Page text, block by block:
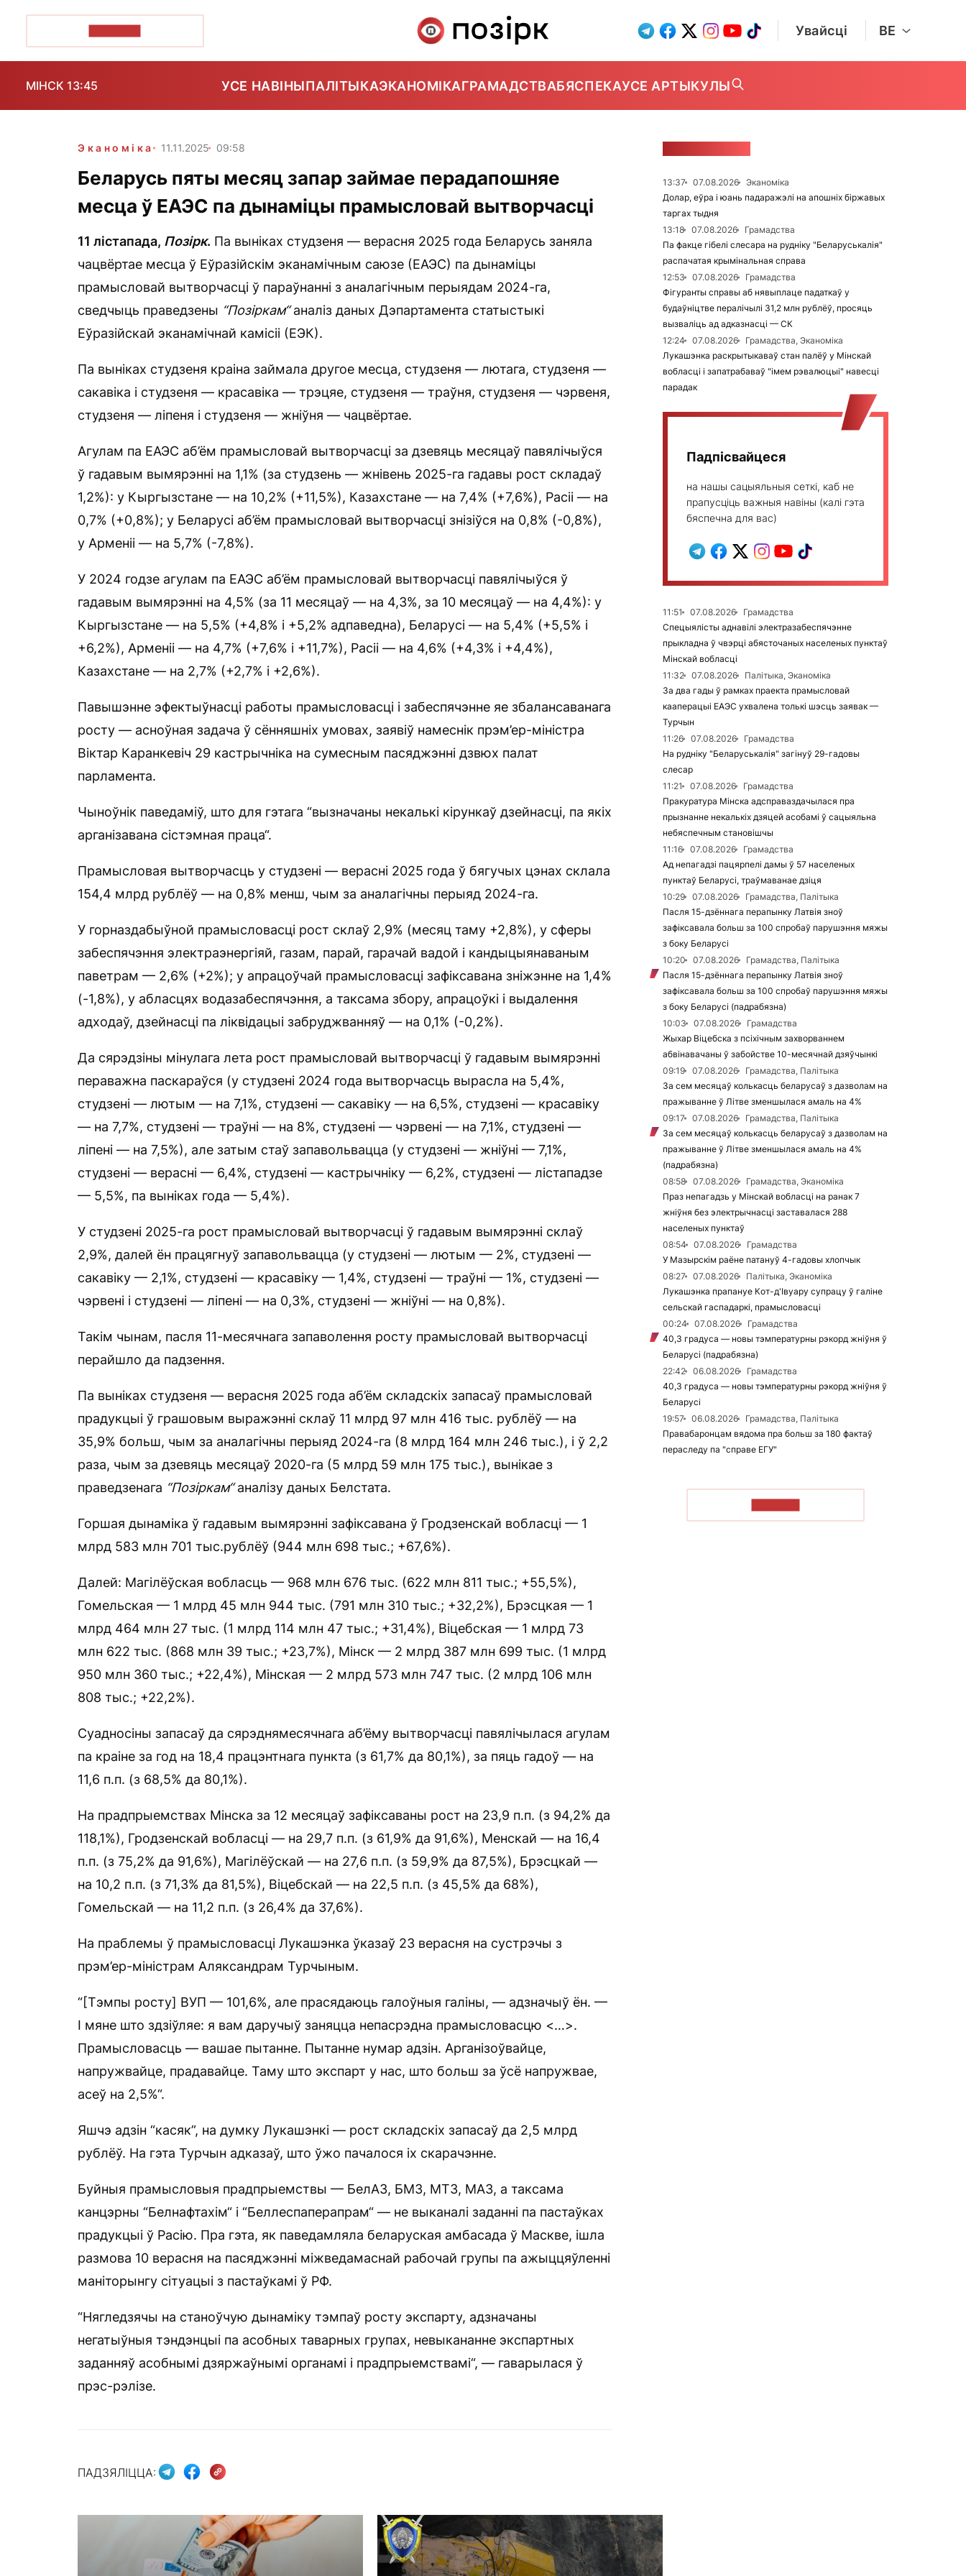
Увайсці BE
МІНСК 13:45 УСЕ НАВІНЫПАЛІТЫКАЭКАНОМІКАГРАМАДСТВАБЯСПЕКАУСЕ АРТЫКУЛЫ
Эканоміка 11.11.2025 09:58
Беларусь пяты месяц запар займае перадапошняе
месца ў ЕАЭС па дынаміцы прамысловай вытворчасці
11 лістапада, Позірк. Па выніках студзеня — верасня 2025 года Беларусь заняла
чацвёртае месца ў Еўразійскім эканамічным саюзе (ЕАЭС) па дынаміцы
прамысловай вытворчасці ў параўнанні з аналагічным перыядам 2024-га,
сведчыць праведзены “Позіркам“аналіз даных Дэпартамента статыстыкі
Еўразійскай эканамічнай камісіі (ЕЭК).
Па выніках студзеня краіна займала другое месца, студзеня — лютага, студзеня —
сакавіка і студзеня — красавіка — трэцяе, студзеня — траўня, студзеня — чэрвеня,
студзеня — ліпеня і студзеня — жніўня — чацвёртае.
Агулам па ЕАЭС аб’ём прамысловай вытворчасці за дзевяць месяцаў павялічыўся
ў гадавым вымярэнні на 1,1% (за студзень — жнівень 2025-га гадавы рост складаў
1,2%): у Кыргызстане — на 10,2% (+11,5%), Казахстане — на 7,4% (+7,6%), Расіі — на
0,7% (+0,8%); у Беларусі аб’ём прамысловай вытворчасці знізіўся на 0,8% (-0,8%),
у Арменіі — на 5,7% (-7,8%).
У 2024 годзе агулам па ЕАЭС аб’ём прамысловай вытворчасці павялічыўся ў
гадавым вымярэнні на 4,5% (за 11 месяцаў — на 4,3%, за 10 месяцаў — на 4,4%): у
Кыргызстане — на 5,5% (+4,8% і +5,2% адпаведна), Беларусі — на 5,4% (+5,5% і
+6,2%), Арменіі — на 4,7% (+7,6% і +11,7%), Расіі — на 4,6% (+4,3% і +4,4%),
Казахстане — на 2,7% (+2,7% і +2,6%).
Павышэнне эфектыўнасці работы прамысловасці і забеспячэнне яе збалансаванага
росту — асноўная задача ў сённяшніх умовах, заявіў намеснік прэм’ер-міністра
Віктар Каранкевіч 29 кастрычніка на сумесным пасяджэнні дзвюх палат
парламента.
Чыноўнік паведаміў, што для гэтага “вызначаны некалькі кірункаў дзейнасці, па якіх
арганізавана сістэмная праца“.
Прамысловая вытворчасць у студзені — верасні 2025 года ў бягучых цэнах склала
154,4 млрд рублёў — на 0,8% менш, чым за аналагічны перыяд 2024-га.
У горназдабыўной прамысловасці рост склаў 2,9% (месяц таму +2,8%), у сферы
забеспячэння электраэнергіяй, газам, парай, гарачай вадой і кандыцыянаваным
паветрам — 2,6% (+2%); у апрацоўчай прамысловасці зафіксавана зніжэнне на 1,4%
(-1,8%), у абласцях водазабеспячэння, а таксама збору, апрацоўкі і выдалення
адходаў, дзейнасці па ліквідацыі забруджванняў — на 0,1% (-0,2%).
Да сярэдзіны мінулага лета рост прамысловай вытворчасці ў гадавым вымярэнні
пераважна паскараўся (у студзені 2024 года вытворчасць вырасла на 5,4%,
студзені — лютым — на 7,1%, студзені — сакавіку — на 6,5%, студзені — красавіку
— на 7,7%, студзені — траўні — на 8%, студзені — чэрвені — на 7,1%, студзені —
ліпені — на 7,5%), але затым стаў запавольвацца (у студзені — жніўні — 7,1%,
студзені — верасні — 6,4%, студзені — кастрычніку — 6,2%, студзені — лістападзе
— 5,5%, па выніках года — 5,4%).
У студзені 2025-га рост прамысловай вытворчасці ў гадавым вымярэнні склаў
2,9%, далей ён працягнуў запавольвацца (у студзені — лютым — 2%, студзені —
сакавіку — 2,1%, студзені — красавіку — 1,4%, студзені — траўні — 1%, студзені —
чэрвені і студзені — ліпені — на 0,3%, студзені — жніўні — на 0,8%).
Такім чынам, пасля 11-месячнага запаволення росту прамысловай вытворчасці
перайшло да падзення.
Па выніках студзеня — верасня 2025 года аб’ём складскіх запасаў прамысловай
прадукцыі ў грашовым выражэнні склаў 11 млрд 97 млн 416 тыс. рублёў — на
35,9% больш, чым за аналагічны перыяд 2024-га (8 млрд 164 млн 246 тыс.), і ў 2,2
раза, чым за дзевяць месяцаў 2020-га (5 млрд 59 млн 175 тыс.), вынікае з
праведзенага “Позіркам“аналізу даных Белстата.
Горшая дынаміка ў гадавым вымярэнні зафіксавана ў Гродзенскай вобласці — 1
млрд 583 млн 701 тыс.рублёў (944 млн 698 тыс.; +67,6%).
Далей: Магілёўская вобласць — 968 млн 676 тыс. (622 млн 811 тыс.; +55,5%),
Гомельская — 1 млрд 45 млн 944 тыс. (791 млн 310 тыс.; +32,2%), Брэсцкая — 1
млрд 464 млн 27 тыс. (1 млрд 114 млн 47 тыс.; +31,4%), Віцебская — 1 млрд 73
млн 622 тыс. (868 млн 39 тыс.; +23,7%), Мінск — 2 млрд 387 млн 699 тыс. (1 млрд
950 млн 360 тыс.; +22,4%), Мінская — 2 млрд 573 млн 747 тыс. (2 млрд 106 млн
808 тыс.; +22,2%).
Суадносіны запасаў да сярэднямесячнага аб’ёму вытворчасці павялічылася агулам
па краіне за год на 18,4 працэнтнага пункта (з 61,7% да 80,1%), за пяць гадоў — на
11,6 п.п. (з 68,5% да 80,1%).
На прадпрыемствах Мінска за 12 месяцаў зафіксаваны рост на 23,9 п.п. (з 94,2% да
118,1%), Гродзенскай вобласці — на 29,7 п.п. (з 61,9% да 91,6%), Менскай — на 16,4
п.п. (з 75,2% да 91,6%), Магілёўскай — на 27,6 п.п. (з 59,9% да 87,5%), Брэсцкай —
на 10,2 п.п. (з 71,3% да 81,5%), Віцебскай — на 22,5 п.п. (з 45,5% да 68%),
Гомельскай — на 11,2 п.п. (з 26,4% да 37,6%).
На праблемы ў прамысловасці Лукашэнка ўказаў 23 верасня на сустрэчы з
прэм’ер-міністрам Аляксандрам Турчыным.
“[Тэмпы росту] ВУП — 101,6%, але прасядаюць галоўныя галіны, — адзначыў ён. —
І мяне што здзіўляе: я вам даручыў заняцца непасрэдна прамысловасцю <…>.
Прамысловасць — вашае пытанне. Пытанне нумар адзін. Арганізоўвайце,
напружвайце, прадавайце. Таму што экспарт у нас, што больш за ўсё напружвае,
асеў на 2,5%“.
Яшчэ адзін “касяк”, на думку Лукашэнкі — рост складскіх запасаў да 2,5 млрд
рублёў. На гэта Турчын адказаў, што ўжо пачалося іх скарачэнне.
Буйныя прамысловыя прадпрыемствы — БелАЗ, БМЗ, МТЗ, МАЗ, а таксама
канцэрны “Белнафтахім“ і “Беллеспаперапрам“ — не выканалі заданні па пастаўках
прадукцыі ў Расію. Пра гэта, як паведамляла беларуская амбасада ў Маскве, ішла
размова 10 верасня на пасяджэнні міжведамаснай рабочай групы па ажыццяўленні
маніторынгу сітуацыі з пастаўкамі ў РФ.
“Нягледзячы на станоўчую дынаміку тэмпаў росту экспарту, адзначаны
негатыўныя тэндэнцыі па асобных таварных групах, невыкананне экспартных
заданняў асобнымі дзяржаўнымі органамі і прадпрыемствамі“, — гаварылася ў
прэс-рэлізе.
ПАДЗЯЛІЦЦА:
13:37 07.08.2026
Эканоміка
Долар, еўра і юань падаражэлі на апошніх біржавых
таргах тыдня
13:18
07.08.2026
Грамадства
Па факце гібелі слесара на рудніку "Беларуськалія"
распачатая крымінальная справа
12:53
07.08.2026
Грамадства
Фігуранты справы аб нявыплаце падаткаў у
будаўніцтве пералічылі 31,2 млн рублёў, просяць
вызваліць ад адказнасці — СК
12:24
07.08.2026
Грамадства, Эканоміка
Лукашэнка раскрытыкаваў стан палёў у Мінскай
вобласці і запатрабаваў "імем рэвалюцыі" навесці
парадак
Падпісвайцеся
на нашы сацыяльныя сеткі, каб не
прапусціць важныя навіны (калі гэта
бяспечна для вас)
11:51 07.08.2026
Грамадства
Спецыялісты аднавілі электразабеспячэнне
прыкладна ў чвэрці абясточаных населеных пунктаў
Мінскай вобласці
11:32
07.08.2026
Палітыка, Эканоміка
За два гады ў рамках праекта прамысловай
кааперацыі ЕАЭС ухвалена толькі шэсць заявак —
Турчын
11:26
07.08.2026
Грамадства
На рудніку "Беларуськалія" загінуў 29-гадовы
слесар
11:21
07.08.2026
Грамадства
Пракуратура Мінска адсправаздачылася пра
прызнанне некалькіх дзяцей асобамі ў сацыяльна
небяспечным становішчы
11:16
07.08.2026
Грамадства
Ад непагадзі пацярпелі дамы ў 57 населеных
пунктаў Беларусі, траўмаванае дзіця
10:29
07.08.2026
Грамадства, Палітыка
Пасля 15-дзённага перапынку Латвія зноў
зафіксавала больш за 100 спробаў парушэння мяжы
з боку Беларусі
10:20
07.08.2026
Грамадства, Палітыка
Пасля 15-дзённага перапынку Латвія зноў
зафіксавала больш за 100 спробаў парушэння мяжы
з боку Беларусі (падрабязна)
10:03
07.08.2026
Грамадства
Жыхар Віцебска з псіхічным захворваннем
абвінавачаны ў забойстве 10-месячнай дзяўчынкі
09:19
07.08.2026
Грамадства, Палітыка
За сем месяцаў колькасць беларусаў з дазволам на
пражыванне ў Літве зменшылася амаль на 4%
09:17
07.08.2026
Грамадства, Палітыка
За сем месяцаў колькасць беларусаў з дазволам на
пражыванне ў Літве зменшылася амаль на 4%
(падрабязна)
08:58
07.08.2026
Грамадства, Эканоміка
Праз непагадзь у Мінскай вобласці на ранак 7
жніўня без электрычнасці заставалася 288
населеных пунктаў
08:54
07.08.2026
Грамадства
У Мазырскім раёне патануў 4-гадовы хлопчык
08:27
07.08.2026
Палітыка, Эканоміка
Лукашэнка прапануе Кот-д'Івуару супрацу ў галіне
сельскай гаспадаркі, прамысловасці
00:24
07.08.2026
Грамадства
40,3 градуса — новы тэмпературны рэкорд жніўня ў
Беларусі (падрабязна)
22:42
06.08.2026
Грамадства
40,3 градуса — новы тэмпературны рэкорд жніўня ў
Беларусі
19:57
06.08.2026
Грамадства, Палітыка
Правабаронцам вядома пра больш за 180 фактаў
пераследу па "справе ЕГУ"